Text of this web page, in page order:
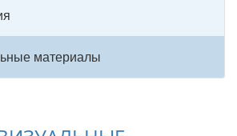
материалы